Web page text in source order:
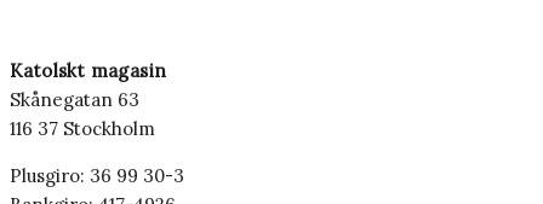
Katolskt magasin
Skånegatan 63
116 37 Stockholm
Plusgiro: 36 99 30-3